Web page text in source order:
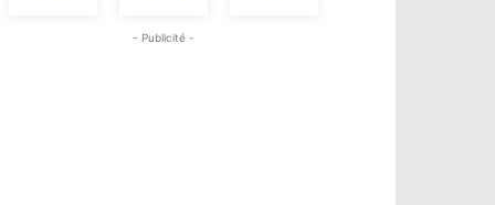
- Publicité -